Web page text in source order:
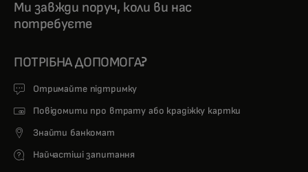
Ми завжди поруч, коли ви нас
потребуєте
ПОТРІБНА ДОПОМОГА?
Отримайте підтримку
Повідомити про втрату або крадіжку картки
Знайти банкомат
Найчастіші запитання